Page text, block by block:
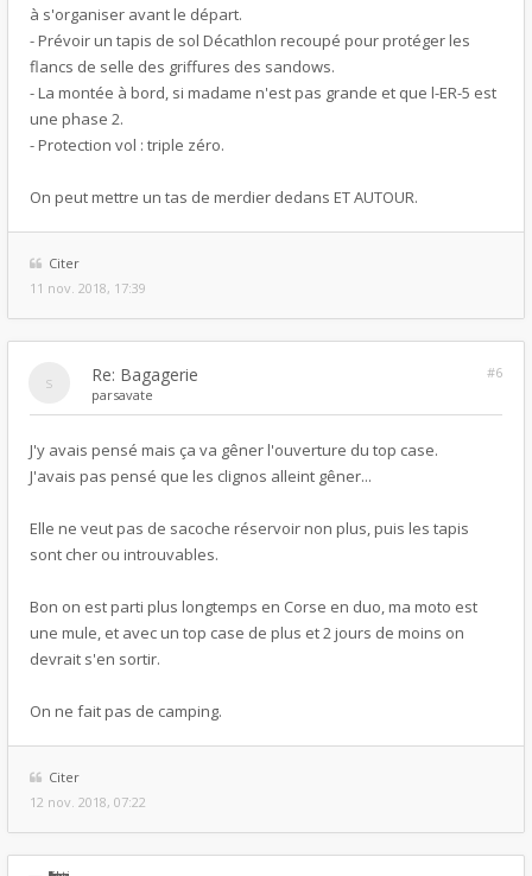
à s'organiser avant le départ.
- Prévoir un tapis de sol Décathlon recoupé pour protéger les
flancs de selle des griffures des sandows.
- La montée à bord, si madame n'est pas grande et que l-ER-5 est
une phase 2.
- Protection vol : triple zéro.
On peut mettre un tas de merdier dedans ET AUTOUR.
Citer
11 nov. 2018, 17:39
Re: Bagagerie
#6
parsavate
J'y avais pensé mais ça va gêner l'ouverture du top case.
J'avais pas pensé que les clignos alleint gêner...
Elle ne veut pas de sacoche réservoir non plus, puis les tapis
sont cher ou introuvables.
Bon on est parti plus longtemps en Corse en duo, ma moto est
une mule, et avec un top case de plus et 2 jours de moins on
devrait s'en sortir.
On ne fait pas de camping.
Citer
12 nov. 2018, 07:22